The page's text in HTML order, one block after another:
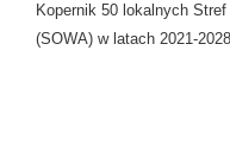
Kopernik 50 lokalnych
(SOWA) w latach 2021-